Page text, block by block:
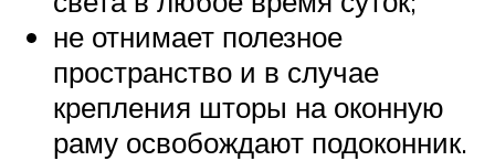
не отнимает полезное
пространство и в случае
крепления шторы на оконную
раму освобождают подоконник.